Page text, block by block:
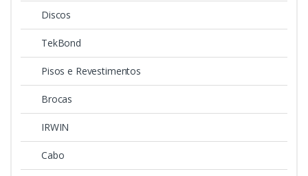
Discos
TekBond
Pisos e Revestimentos
Brocas
IRWIN
Cabo